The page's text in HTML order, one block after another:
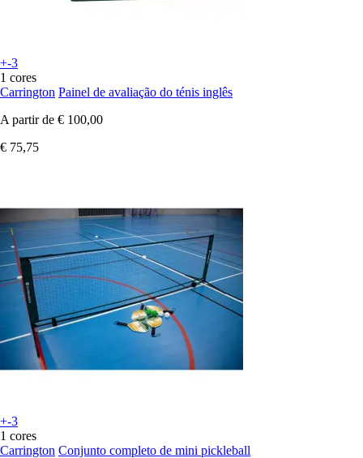
+-3
1 cores
Carrington Painel de avaliação do ténis inglês
A partir de € 100,00
€ 75,75
+-3
1 cores
Carrington Conjunto completo de mini pickleball